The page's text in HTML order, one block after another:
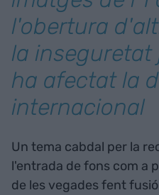
l'obertura
la inseguretat
ha afectat la
internacional
Un tema cabdal per la
l'entrada de fons com a
de les vegades fent